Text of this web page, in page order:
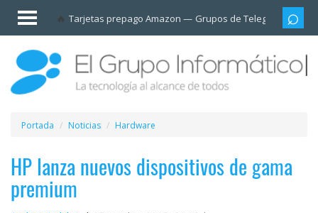
Tarjetas prepago Amazon Grupos de Telegram
Invitado
Iniciar
sesión /
Registrarse
Esenciales
Móviles
Ofertas
Apps
Portada Noticias Hardware
HP lanza nuevos dispositivos de gama
premium